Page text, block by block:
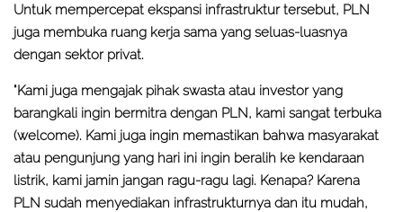
Untuk mempercepat ekspansi infrastruktur tersebut, PLN
juga membuka ruang kerja sama yang seluas-luasnya
dengan sektor privat.
"Kami juga mengajak pihak swasta atau investor yang
barangkali ingin bermitra dengan PLN, kami sangat terbuka
(welcome). Kami juga ingin memastikan bahwa masyarakat
atau pengunjung yang hari ini ingin beralih ke kendaraan
listrik, kami jamin jangan ragu-ragu lagi. Kenapa? Karena
PLN sudah menyediakan infrastrukturnya dan itu mudah,